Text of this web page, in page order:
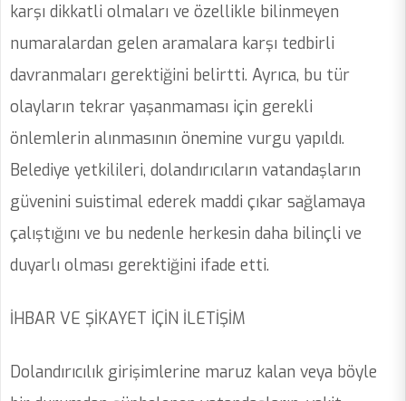
karşı dikkatli olmaları ve özellikle bilinmeyen
numaralardan gelen aramalara karşı tedbirli
davranmaları gerektiğini belirtti. Ayrıca, bu tür
olayların tekrar yaşanmaması için gerekli
önlemlerin alınmasının önemine vurgu yapıldı.
Belediye yetkilileri, dolandırıcıların vatandaşların
güvenini suistimal ederek maddi çıkar sağlamaya
çalıştığını ve bu nedenle herkesin daha bilinçli ve
duyarlı olması gerektiğini ifade etti.
İHBAR VE ŞİKAYET İÇİN İLETİŞİM
Dolandırıcılık girişimlerine maruz kalan veya böyle